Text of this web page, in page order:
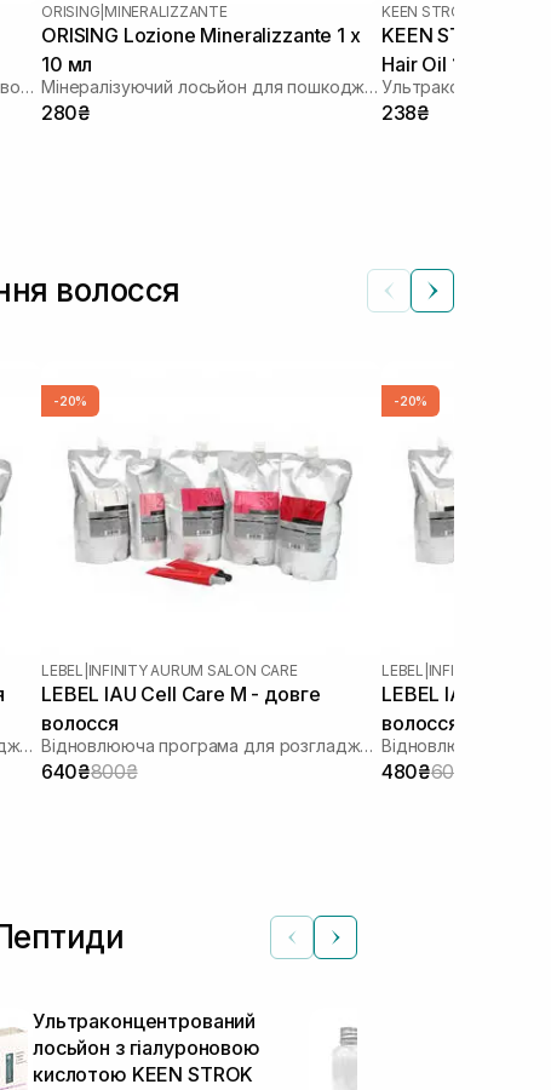
Ампули для відновлення структури волосся
ORISING MINERALIZZANTE
ORISING Lozione Mineralizzante 1 х
10 мл
Мінералізуючий лосьйон для пошкодженого волосся
280₴
KEEN STROK
KEEN STROK
Hair Oil 1 шт
238₴
волосся
Відновлююча програма для розгладження пористого волосся «Щастя для волосся»
-20%
LEBEL INFINITY AURUM SALON CARE
LEBEL IAU Cell Care M - довге
волосся
Відновлююча програма для розгладження пористого волосся «Щастя для волосся»
640₴800₴
-20%
LEBEL INFINITY AURUM
LEBEL IAU Cell
волосся
480₴600₴
Ультраконцентрований
лосьйон з гіалуроновою
кислотою KEEN STROK